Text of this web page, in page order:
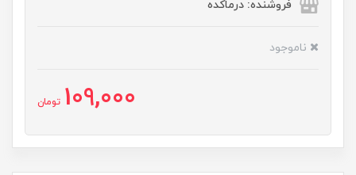
فروشنده: درماکده
ناموجود
109,000 تومان